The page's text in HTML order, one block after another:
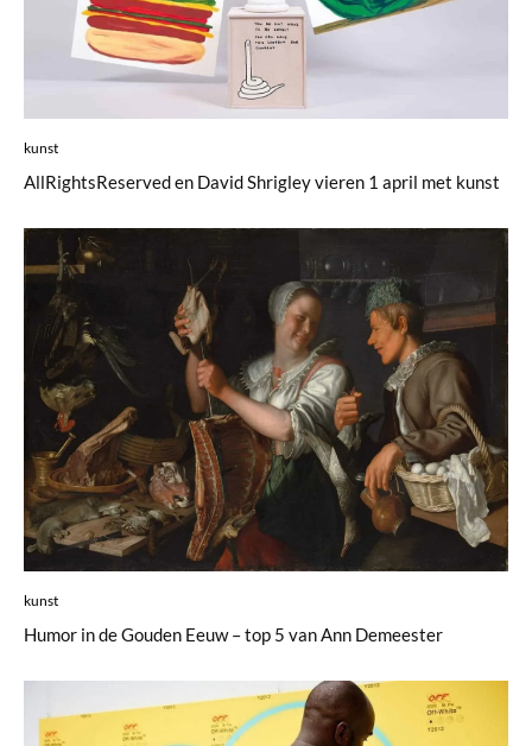
kunst
AllRightsReserved en David Shrigley vieren 1 april met kunst
kunst
Humor in de Gouden Eeuw – top 5 van Ann Demeester